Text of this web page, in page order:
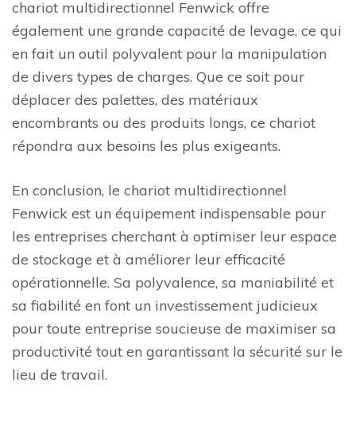
chariot multidirectionnel Fenwick offre
également une grande capacité de levage, ce qui
en fait un outil polyvalent pour la manipulation
de divers types de charges. Que ce soit pour
déplacer des palettes, des matériaux
encombrants ou des produits longs, ce chariot
répondra aux besoins les plus exigeants.
En conclusion, le chariot multidirectionnel
Fenwick est un équipement indispensable pour
les entreprises cherchant à optimiser leur espace
de stockage et à améliorer leur efficacité
opérationnelle. Sa polyvalence, sa maniabilité et
sa fiabilité en font un investissement judicieux
pour toute entreprise soucieuse de maximiser sa
productivité tout en garantissant la sécurité sur le
lieu de travail.